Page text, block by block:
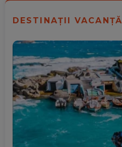
DESTINAȚII VACANȚĂ